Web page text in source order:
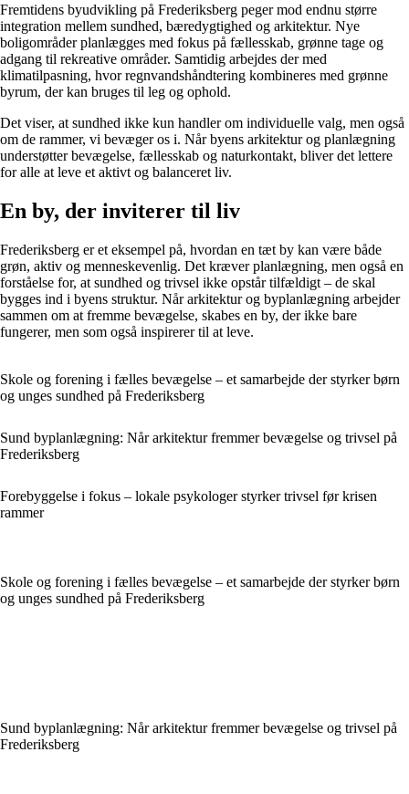
Fremtidens byudvikling på Frederiksberg peger mod endnu større
integration mellem sundhed, bæredygtighed og arkitektur. Nye
boligområder planlægges med fokus på fællesskab, grønne tage og
adgang til rekreative områder. Samtidig arbejdes der med
klimatilpasning, hvor regnvandshåndtering kombineres med grønne
byrum, der kan bruges til leg og ophold.
Det viser, at sundhed ikke kun handler om individuelle valg, men også
om de rammer, vi bevæger os i. Når byens arkitektur og planlægning
understøtter bevægelse, fællesskab og naturkontakt, bliver det lettere
for alle at leve et aktivt og balanceret liv.
En by, der inviterer til liv
Frederiksberg er et eksempel på, hvordan en tæt by kan være både
grøn, aktiv og menneskevenlig. Det kræver planlægning, men også en
forståelse for, at sundhed og trivsel ikke opstår tilfældigt – de skal
bygges ind i byens struktur. Når arkitektur og byplanlægning arbejder
sammen om at fremme bevægelse, skabes en by, der ikke bare
fungerer, men som også inspirerer til at leve.
Skole og forening i fælles bevægelse – et samarbejde der styrker børn
og unges sundhed på Frederiksberg
Sund byplanlægning: Når arkitektur fremmer bevægelse og trivsel på
Frederiksberg
Forebyggelse i fokus – lokale psykologer styrker trivsel før krisen
rammer
Skole og forening i fælles bevægelse – et samarbejde der styrker børn
og unges sundhed på Frederiksberg
Sund byplanlægning: Når arkitektur fremmer bevægelse og trivsel på
Frederiksberg